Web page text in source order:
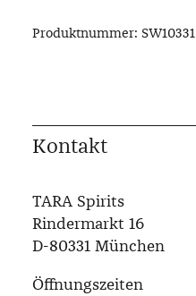
Produktnummer: SW10331
Kontakt
TARA Spirits
Rindermarkt 16
D-80331 München
Öffnungszeiten